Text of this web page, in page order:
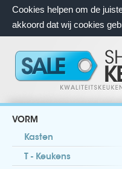
Cookies helpen om de
akkoord dat wij cookies
VORM
Kasten
T - Keukens